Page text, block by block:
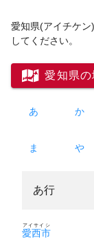
愛知県(アイチケン)
してください。
愛知県の
あ か
ま や
あ行
愛西市
アイサイシ